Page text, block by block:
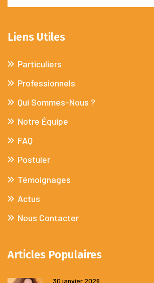
Liens Utiles
Particuliers
Professionnels
Qui Sommes-Nous ?
Notre Équipe
FAQ
Postuler
Témoignages
Actus
Nous Contacter
Articles Populaires
30 janvier 2026